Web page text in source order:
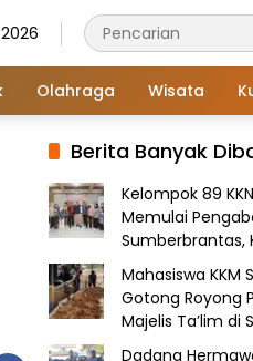
Olahraga Wisata
Berita Banyak
Kelompok 89
Memulai
Sumberbrantas,
Mahasiswa KKM
Gotong Royong
Majelis Ta’lim di
Dadang